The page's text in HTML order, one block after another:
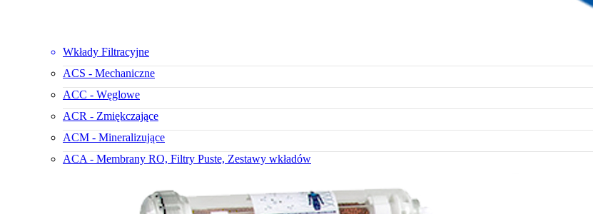
Wkłady Filtracyjne
ACS - Mechaniczne
ACC - Węglowe
ACR - Zmiękczające
ACM - Mineralizujące
ACA - Membrany RO, Filtry Puste, Zestawy wkładów